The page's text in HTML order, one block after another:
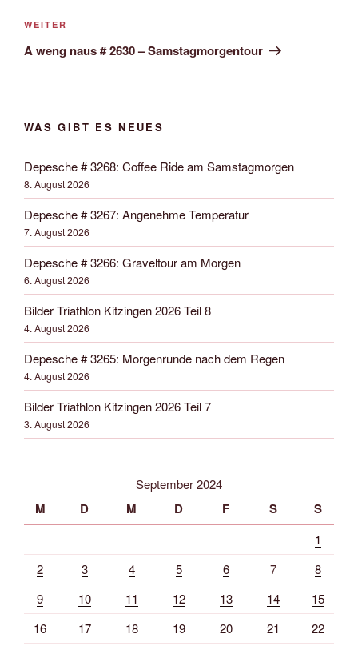
Nächster
Beitrag
WEITER
A weng naus # 2630 – Samstagmorgentour
WAS GIBT ES NEUES
Depesche # 3268: Coffee Ride am Samstagmorgen
8. August 2026
Depesche # 3267: Angenehme Temperatur
7. August 2026
Depesche # 3266: Graveltour am Morgen
6. August 2026
Bilder Triathlon Kitzingen 2026 Teil 8
4. August 2026
Depesche # 3265: Morgenrunde nach dem Regen
4. August 2026
Bilder Triathlon Kitzingen 2026 Teil 7
3. August 2026
September 2024
M D M D F S S
1
2
3 4 5 6 7
8
9
10 11 12 13 14
15
16
17 18 19 20 21
22